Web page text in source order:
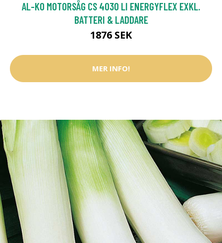
AL-KO MOTORSÅG CS 4030 LI ENERGYFLEX EXKL.
BATTERI & LADDARE
1876 SEK
MER INFO!